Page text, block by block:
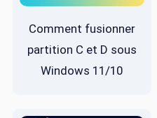
Comment fusionner
partition C et D sous
Windows 11/10